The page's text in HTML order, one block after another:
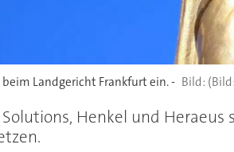
Landgericht Frankfurt ein. -
Henkel und